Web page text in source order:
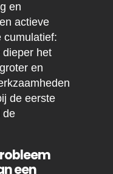
en
actieve
cumulatief:
dieper het
en
de eerste
de
een